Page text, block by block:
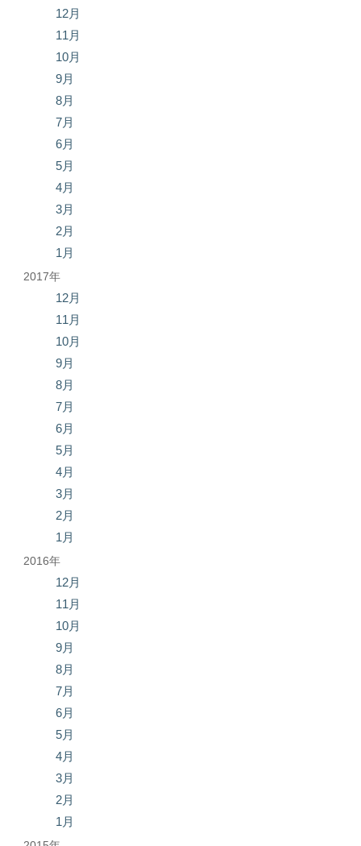
12月
11月
10月
9月
8月
7月
6月
5月
4月
3月
2月
1月
2017年
12月
11月
10月
9月
8月
7月
6月
5月
4月
3月
2月
1月
2016年
12月
11月
10月
9月
8月
7月
6月
5月
4月
3月
2月
1月